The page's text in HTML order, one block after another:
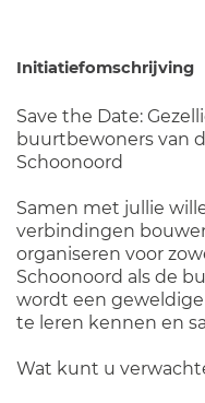
Initiatiefomschrijving
Save the Date:
buurtbewoners van
Schoonoord
Samen met jullie
verbindingen
organiseren voor
Schoonoord als de
wordt een
te leren kennen en
Wat kunt u